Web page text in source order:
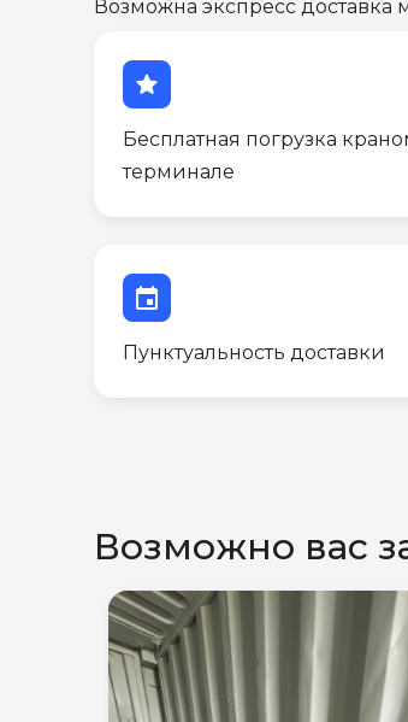
Возможна экспресс доставка
star
Бесплатная погрузка
терминале
event
Пунктуальность доставки
Возможно вас